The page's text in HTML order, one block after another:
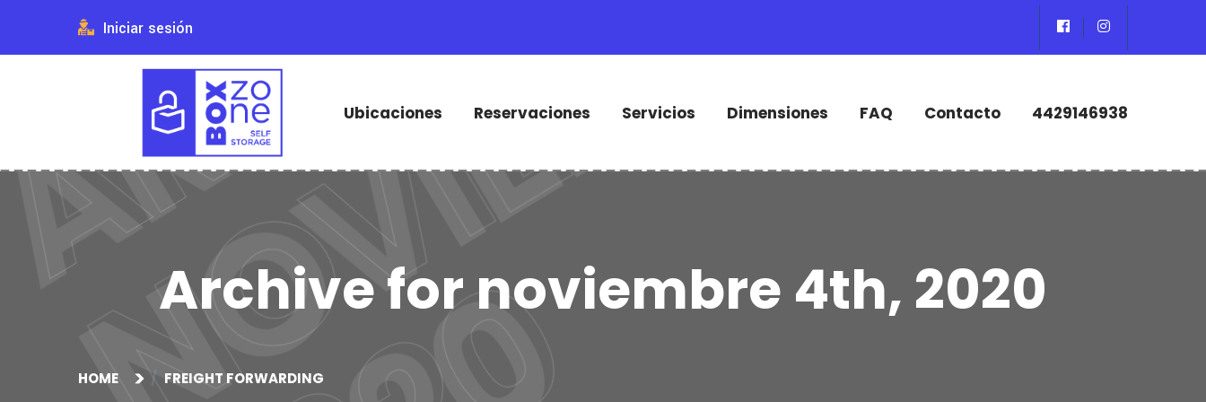
Iniciar sesión
Ubicaciones Reservaciones Servicios Dimensiones FAQ Contacto 4429146938
Archive for noviembre 4th, 2020
HOME FREIGHT FORWARDING